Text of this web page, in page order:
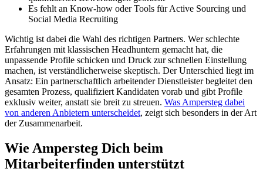
Es fehlt an Know-how oder Tools für Active Sourcing und
Social Media Recruiting
Wichtig ist dabei die Wahl des richtigen Partners. Wer schlechte
Erfahrungen mit klassischen Headhuntern gemacht hat, die
unpassende Profile schicken und Druck zur schnellen Einstellung
machen, ist verständlicherweise skeptisch. Der Unterschied liegt im
Ansatz: Ein partnerschaftlich arbeitender Dienstleister begleitet den
gesamten Prozess, qualifiziert Kandidaten vorab und gibt Profile
exklusiv weiter, anstatt sie breit zu streuen. Was Ampersteg dabei
von anderen Anbietern unterscheidet, zeigt sich besonders in der Art
der Zusammenarbeit.
Wie Ampersteg Dich beim
Mitarbeiterfinden unterstützt